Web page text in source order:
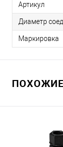
Артикул
Диаметр
Маркировка